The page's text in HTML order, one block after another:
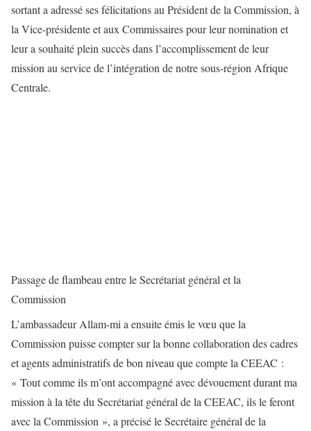
sortant a adressé ses félicitations au Président de la Commission, à
la Vice-présidente et aux Commissaires pour leur nomination et
leur a souhaité plein succès dans l’accomplissement de leur
mission au service de l’intégration de notre sous-région Afrique
Centrale.
Passage de flambeau entre le Secrétariat général et la
Commission
L’ambassadeur Allam-mi a ensuite émis le vœu que la
Commission puisse compter sur la bonne collaboration des cadres
et agents administratifs de bon niveau que compte la CEEAC :
« Tout comme ils m’ont accompagné avec dévouement durant ma
mission à la tête du Secrétariat général de la CEEAC, ils le feront
avec la Commission », a précisé le Secrétaire général de la